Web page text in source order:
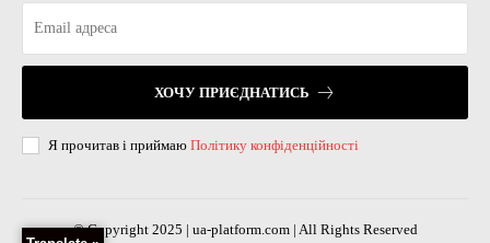
ХОЧУ ПРИЄДНАТИСЬ
Я прочитав і приймаю Політику конфіденційності
© Copyright 2025 | ua-platform.com | All Rights Reserved